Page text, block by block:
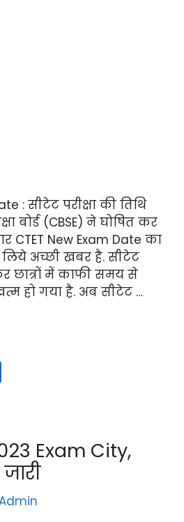
: सीटेट परीक्षा की तिथि
बोर्ड (CBSE) ने घोषित कर
CTET New Exam Date का
अच्छी खबर है. सीटेट
छात्रों में काफी समय से
हो गया है. अब सीटेट …
e
b
o
o
Exam City,